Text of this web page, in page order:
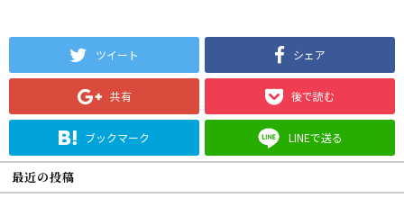
ツイート シェア
共有 後で読む
ブックマーク LINEで送る
最近の投稿